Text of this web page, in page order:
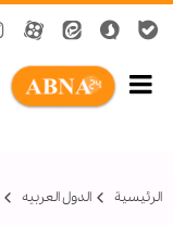
الرئيسية الدول العربیه